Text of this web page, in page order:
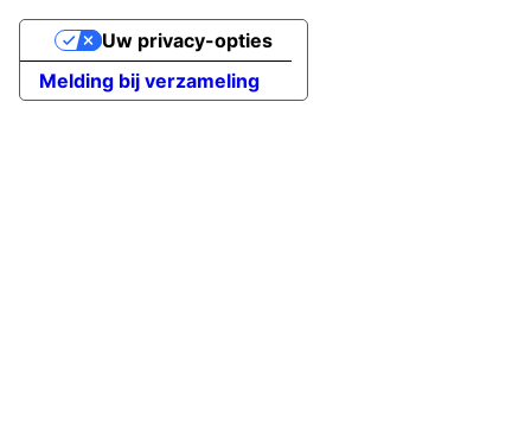
Melding bij verzameling
Uw privacy-opties